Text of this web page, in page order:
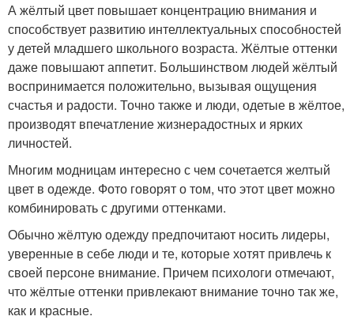
А жёлтый цвет повышает концентрацию внимания и
способствует развитию интеллектуальных способностей
у детей младшего школьного возраста. Жёлтые оттенки
даже повышают аппетит. Большинством людей жёлтый
воспринимается положительно, вызывая ощущения
счастья и радости. Точно также и люди, одетые в жёлтое,
производят впечатление жизнерадостных и ярких
личностей.
Многим модницам интересно с чем сочетается желтый
цвет в одежде. Фото говорят о том, что этот цвет можно
комбинировать с другими оттенками.
Обычно жёлтую одежду предпочитают носить лидеры,
уверенные в себе люди и те, которые хотят привлечь к
своей персоне внимание. Причем психологи отмечают,
что жёлтые оттенки привлекают внимание точно так же,
как и красные.